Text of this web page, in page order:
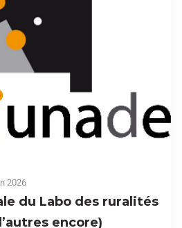
2026
du Labo des ruralités
encore)